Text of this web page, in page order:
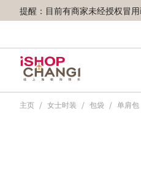
提醒：目前有商家未经授权冒
主页 / 女士时装 / 包袋 / 单肩包